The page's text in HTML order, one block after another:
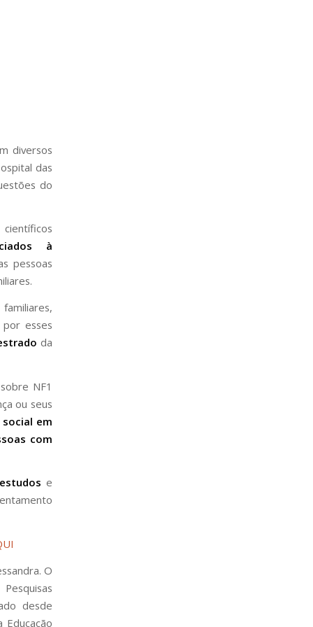
diversos
das
do
à
pessoas
esses
da
NF1
ou seus
em
com
e
O
desde
Educação